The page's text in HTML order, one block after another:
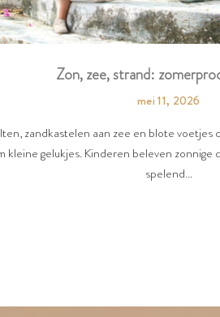
Zon, zee, strand:
mei 11, 2026
zandkastelen aan zee en blote
kleine gelukjes. Kinderen beleven
spelend...